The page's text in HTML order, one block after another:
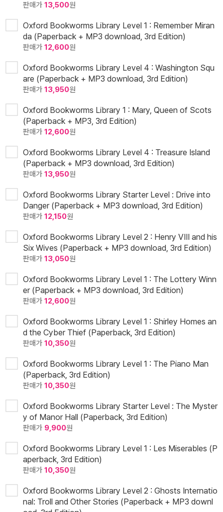
판매가 13,500원
Oxford Bookworms Library Level 1 : Remember Miran
da (Paperback + MP3 download, 3rd Edition)
판매가 12,600원
Oxford Bookworms Library Level 4 : Washington Squ
are (Paperback + MP3 download, 3rd Edition)
판매가 13,950원
Oxford Bookworms Library 1 : Mary, Queen of Scots
(Paperback + MP3, 3rd Edition)
판매가 12,600원
Oxford Bookworms Library Level 4 : Treasure Island
(Paperback + MP3 download, 3rd Edition)
판매가 13,950원
Oxford Bookworms Library Starter Level : Drive into
Danger (Paperback + MP3 download, 3rd Edition)
판매가 12,150원
Oxford Bookworms Library Level 2 : Henry VIII and his
Six Wives (Paperback + MP3 download, 3rd Edition)
판매가 13,050원
Oxford Bookworms Library Level 1 : The Lottery Winn
er (Paperback + MP3 download, 3rd Edition)
판매가 12,600원
Oxford Bookworms Library Level 1 : Shirley Homes an
d the Cyber Thief (Paperback, 3rd Edition)
판매가 10,350원
Oxford Bookworms Library Level 1 : The Piano Man
(Paperback, 3rd Edition)
판매가 10,350원
Oxford Bookworms Library Starter Level : The Myster
y of Manor Hall (Paperback, 3rd Edition)
판매가 9,900원
Oxford Bookworms Library Level 1 : Les Miserables (P
aperback, 3rd Edition)
판매가 10,350원
Oxford Bookworms Library Level 2 : Ghosts Internatio
nal: Troll and Other Stories (Paperback + MP3 downl